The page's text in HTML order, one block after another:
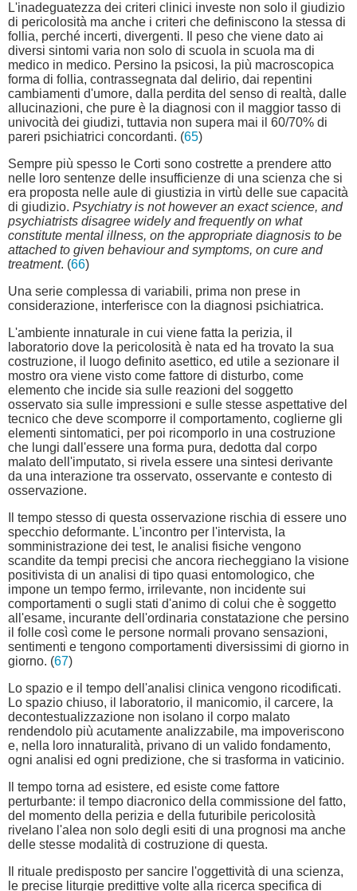
L'inadeguatezza dei criteri clinici investe non solo il giudizio
di pericolosità ma anche i criteri che definiscono la stessa di
follia, perché incerti, divergenti. Il peso che viene dato ai
diversi sintomi varia non solo di scuola in scuola ma di
medico in medico. Persino la psicosi, la più macroscopica
forma di follia, contrassegnata dal delirio, dai repentini
cambiamenti d'umore, dalla perdita del senso di realtà, dalle
allucinazioni, che pure è la diagnosi con il maggior tasso di
univocità dei giudizi, tuttavia non supera mai il 60/70% di
pareri psichiatrici concordanti. (65)
Sempre più spesso le Corti sono costrette a prendere atto
nelle loro sentenze delle insufficienze di una scienza che si
era proposta nelle aule di giustizia in virtù delle sue capacità
di giudizio. Psychiatry is not however an exact science, and
psychiatrists disagree widely and frequently on what
constitute mental illness, on the appropriate diagnosis to be
attached to given behaviour and symptoms, on cure and
treatment. (66)
Una serie complessa di variabili, prima non prese in
considerazione, interferisce con la diagnosi psichiatrica.
L'ambiente innaturale in cui viene fatta la perizia, il
laboratorio dove la pericolosità è nata ed ha trovato la sua
costruzione, il luogo definito asettico, ed utile a sezionare il
mostro ora viene visto come fattore di disturbo, come
elemento che incide sia sulle reazioni del soggetto
osservato sia sulle impressioni e sulle stesse aspettative del
tecnico che deve scomporre il comportamento, coglierne gli
elementi sintomatici, per poi ricomporlo in una costruzione
che lungi dall'essere una forma pura, dedotta dal corpo
malato dell'imputato, si rivela essere una sintesi derivante
da una interazione tra osservato, osservante e contesto di
osservazione.
Il tempo stesso di questa osservazione rischia di essere uno
specchio deformante. L'incontro per l'intervista, la
somministrazione dei test, le analisi fisiche vengono
scandite da tempi precisi che ancora riecheggiano la visione
positivista di un analisi di tipo quasi entomologico, che
impone un tempo fermo, irrilevante, non incidente sui
comportamenti o sugli stati d'animo di colui che è soggetto
all'esame, incurante dell'ordinaria constatazione che persino
il folle così come le persone normali provano sensazioni,
sentimenti e tengono comportamenti diversissimi di giorno in
giorno. (67)
Lo spazio e il tempo dell'analisi clinica vengono ricodificati.
Lo spazio chiuso, il laboratorio, il manicomio, il carcere, la
decontestualizzazione non isolano il corpo malato
rendendolo più acutamente analizzabile, ma impoveriscono
e, nella loro innaturalità, privano di un valido fondamento,
ogni analisi ed ogni predizione, che si trasforma in vaticinio.
Il tempo torna ad esistere, ed esiste come fattore
perturbante: il tempo diacronico della commissione del fatto,
del momento della perizia e della futuribile pericolosità
rivelano l'alea non solo degli esiti di una prognosi ma anche
delle stesse modalità di costruzione di questa.
Il rituale predisposto per sancire l'oggettività di una scienza,
le precise liturgie predittive volte alla ricerca specifica di